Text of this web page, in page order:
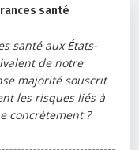
santé
santé aux États-
de notre
majorité souscrit
les risques liés à
concrètement ?